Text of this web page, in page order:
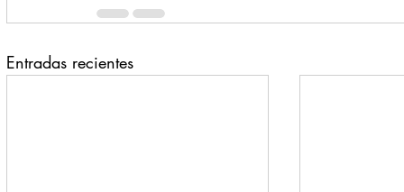
Entradas recientes